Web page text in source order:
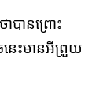
បានព្រោះ
េះមានអីព្រួយ